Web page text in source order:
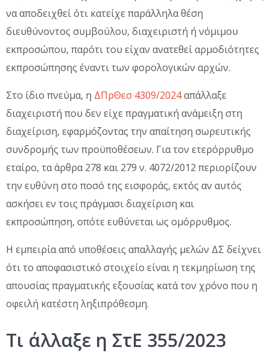
να αποδειχθεί ότι κατείχε παράλληλα θέση
διευθύνοντος συμβούλου, διαχειριστή ή νόμιμου
εκπροσώπου, παρότι του είχαν ανατεθεί αρμοδιότητες
εκπροσώπησης έναντι των φορολογικών αρχών.
Στο ίδιο πνεύμα, η ΔΠρΘεσ 4309/2024απάλλαξε
διαχειριστή που δεν είχε πραγματική ανάμειξη στη
διαχείριση, εφαρμόζοντας την απαίτηση σωρευτικής
συνδρομής των προϋποθέσεων. Για τον ετερόρρυθμο
εταίρο, τα άρθρα 278 και 279 ν. 4072/2012 περιορίζουν
την ευθύνη στο ποσό της εισφοράς, εκτός αν αυτός
ασκήσει εν τοις πράγμασι διαχείριση και
εκπροσώπηση, οπότε ευθύνεται ως ομόρρυθμος.
Η εμπειρία από υποθέσεις απαλλαγής μελών ΔΣ δείχνει
ότι το αποφασιστικό στοιχείο είναι η τεκμηρίωση της
απουσίας πραγματικής εξουσίας κατά τον χρόνο που η
οφειλή κατέστη ληξιπρόθεσμη.
Τι άλλαξε η ΣτΕ 355/2023